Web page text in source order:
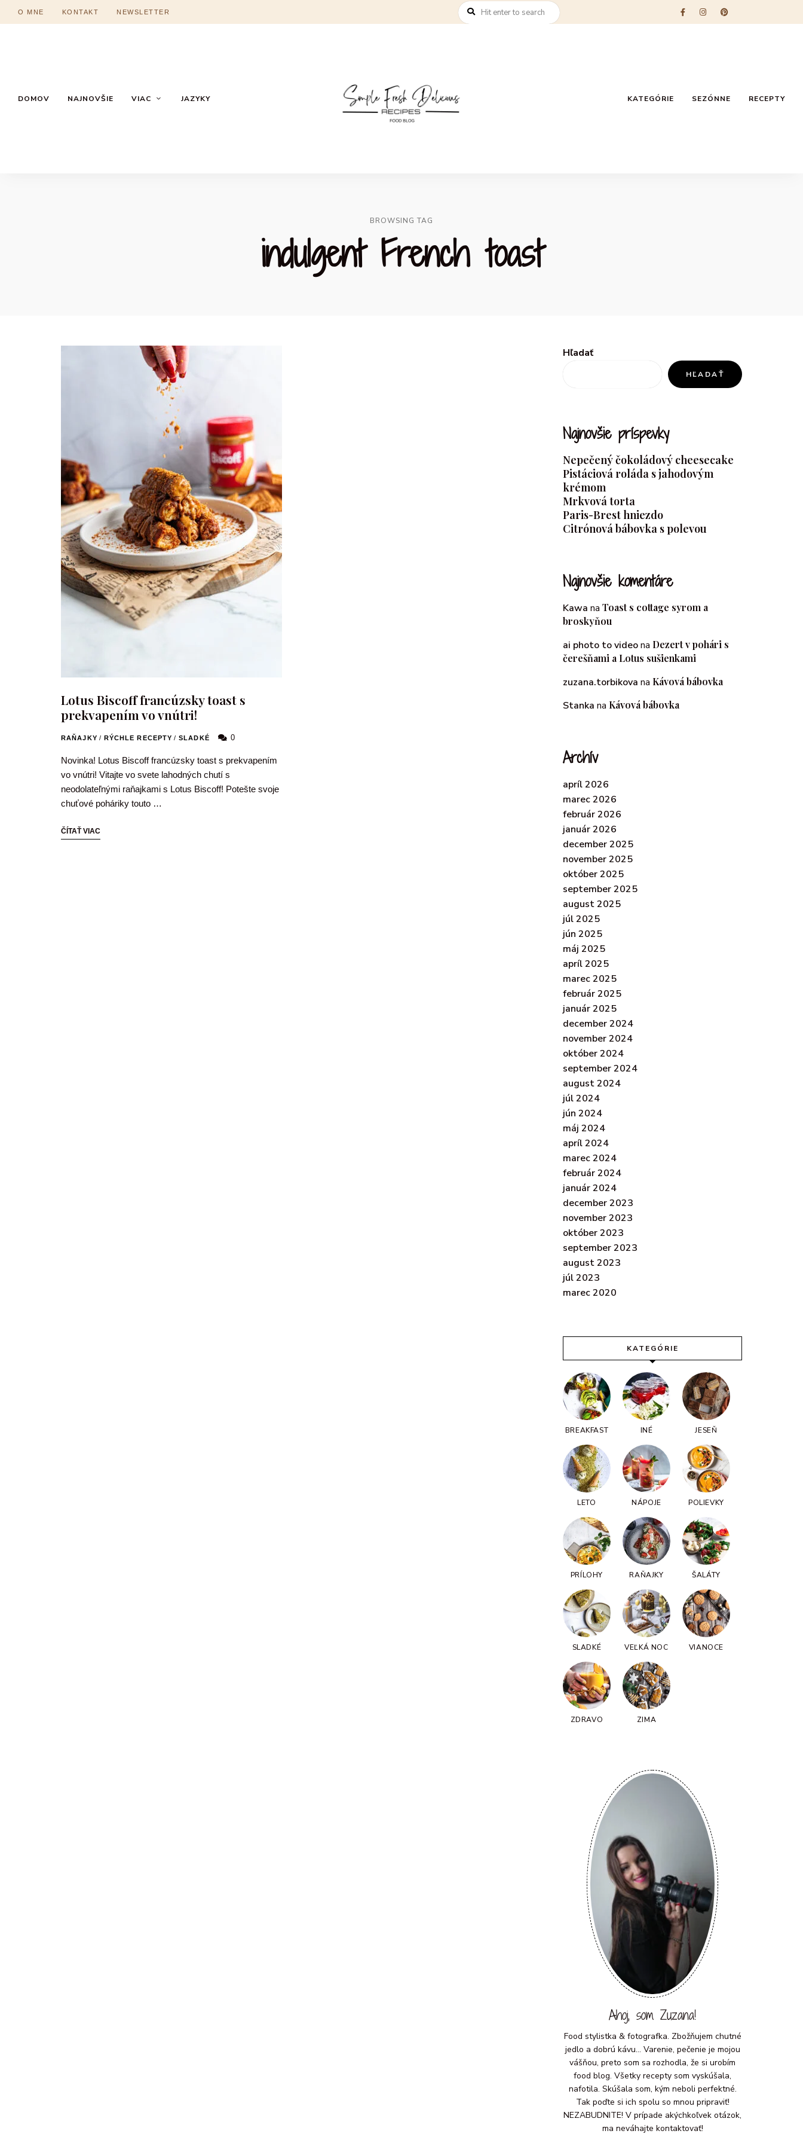
O MNE KONTAKT NEWSLETTER
DOMOV NAJNOVŠIE VIAC JAZYKY KATEGÓRIE SEZÓNNE RECEPTY
BROWSING TAG
indulgent French toast
Lotus Biscoff francúzsky toast s
prekvapením vo vnútri!
RAŇAJKY / RÝCHLE RECEPTY / SLADKÉ 0
Novinka! Lotus Biscoff francúzsky toast s prekvapením
vo vnútri! Vitajte vo svete lahodných chutí s
neodolateľnými raňajkami s Lotus Biscoff! Potešte svoje
chuťové poháriky touto …
ČÍTAŤ VIAC
Hľadať
HĽADAŤ
Najnovšie príspevky
Nepečený čokoládový cheesecake
Pistáciová roláda s jahodovým
krémom
Mrkvová torta
Paris-Brest hniezdo
Citrónová bábovka s polevou
Najnovšie komentáre
Kawa na Toast s cottage syrom a
broskyňou
ai photo to videona Dezert v pohári s
čerešňami a Lotus sušienkami
zuzana.torbikova na Kávová bábovka
Stanka na Kávová bábovka
Archív
apríl 2026
marec 2026
február 2026
január 2026
december 2025
november 2025
október 2025
september 2025
august 2025
júl 2025
jún 2025
máj 2025
apríl 2025
marec 2025
február 2025
január 2025
december 2024
november 2024
október 2024
september 2024
august 2024
júl 2024
jún 2024
máj 2024
apríl 2024
marec 2024
február 2024
január 2024
december 2023
november 2023
október 2023
september 2023
august 2023
júl 2023
marec 2020
KATEGÓRIE
BREAKFAST INÉ JESEŇ
LETO NÁPOJE POLIEVKY
PRÍLOHY RAŇAJKY ŠALÁTY
SLADKÉ VEĽKÁ NOC VIANOCE
ZDRAVO ZIMA
Ahoj, som Zuzana!
Food stylistka & fotografka. Zbožňujem chutné
jedlo a dobrú kávu... Varenie, pečenie je mojou
vášňou, preto som sa rozhodla, že si urobím
food blog. Všetky recepty som vyskúšala,
nafotila. Skúšala som, kým neboli perfektné.
Tak poďte si ich spolu so mnou pripraviť!
NEZABUDNITE! V prípade akýchkoľvek otázok,
ma neváhajte kontaktovať!